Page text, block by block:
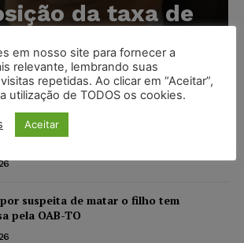
da taxa de
Abrão - 07/08/2026
após anúncios com conteúdo
por IA circularem em suas
suspeita de matar o filho tem
pela OAB-TO
em nosso site para fornecer a
relevante, lembrando suas
repetidas. Ao clicar em “Aceitar”,
utilização de TODOS os cookies.
Aceitar